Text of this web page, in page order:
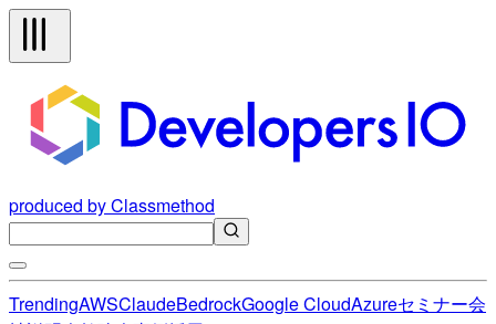
produced by Classmethod
TrendingAWSClaudeBedrockGoogle CloudAzureセミナー会